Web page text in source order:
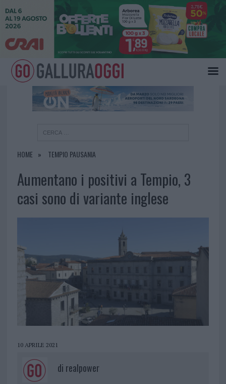
HOME TEMPIO PAUSANIA
Aumentano i positivi a Tempio, 3
casi sono di variante inglese
10 APRILE 2021
di realpower
×